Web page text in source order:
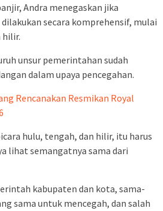
Andra menegaskan jika
secara komprehensif, mulai
hilir.
unsur pemerintahan sudah
dalam upaya pencegahan.
Rencanakan Resmikan Royal
hulu, tengah, dan hilir, itu harus
lihat semangatnya sama dari
kabupaten dan kota, sama-
sama untuk mencegah, dan salah